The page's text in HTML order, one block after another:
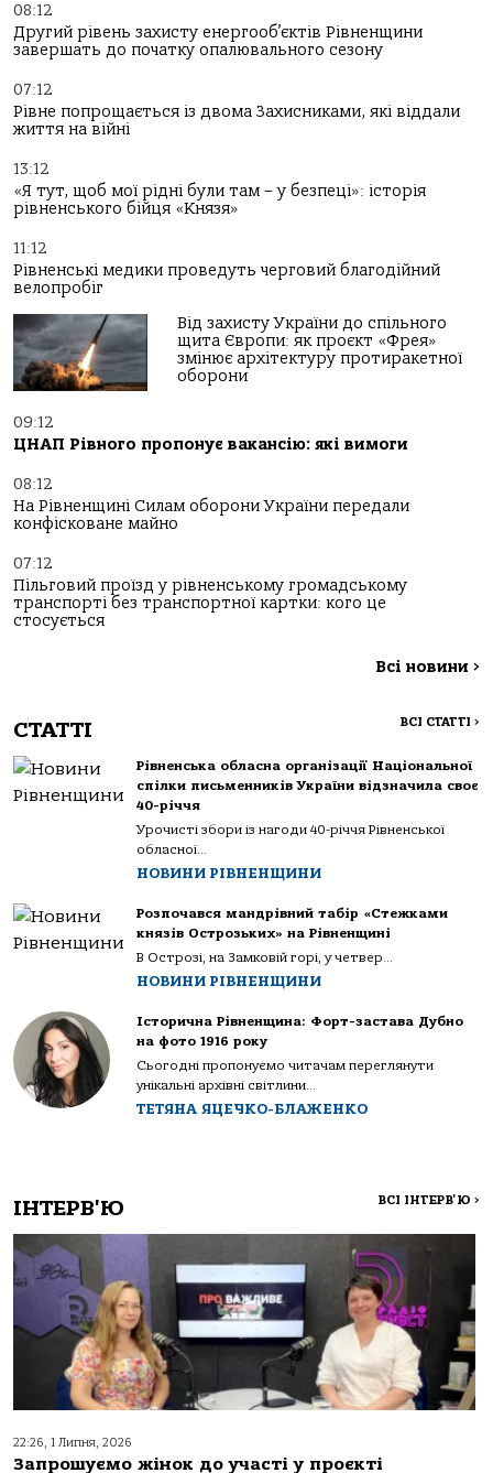
08:12
Другий рівень захисту енергооб’єктів Рівненщини
завершать до початку опалювального сезону
07:12
Рівне попрощається із двома Захисниками, які віддали
життя на війні
13:12
«Я тут, щоб мої рідні були там – у безпеці»: історія
рівненського бійця «Князя»
11:12
Рівненські медики проведуть черговий благодійний
велопробіг
Від захисту України до спільного
щита Європи: як проєкт «Фрея»
змінює архітектуру протиракетної
оборони
09:12
ЦНАП Рівного пропонує вакансію: які вимоги
08:12
На Рівненщині Силам оборони України передали
конфісковане майно
07:12
Пільговий проїзд у рівненському громадському
транспорті без транспортної картки: кого це
стосується
Всі новини >
СТАТТІ ВСІ СТАТТІ >
Рівненська обласна організації Національної
спілки письменників України відзначила своє
40-річчя
Урочисті збори із нагоди 40-річчя Рівненської
обласної...
НОВИНИ РІВНЕНЩИНИ
Розпочався мандрівний табір «Стежками
князів Острозьких» на Рівненщині
В Острозі, на Замковій горі, у четвер...
НОВИНИ РІВНЕНЩИНИ
Історична Рівненщина: Форт-застава Дубно
на фото 1916 року
Сьогодні пропонуємо читачам переглянути
унікальні архівні світлини...
ТЕТЯНА ЯЦЕЧКО-БЛАЖЕНКО
ІНТЕРВ'Ю ВСІ ІНТЕРВ'Ю >
22:26, 1 Липня, 2026
Запрошуємо жінок до участі у проєкті